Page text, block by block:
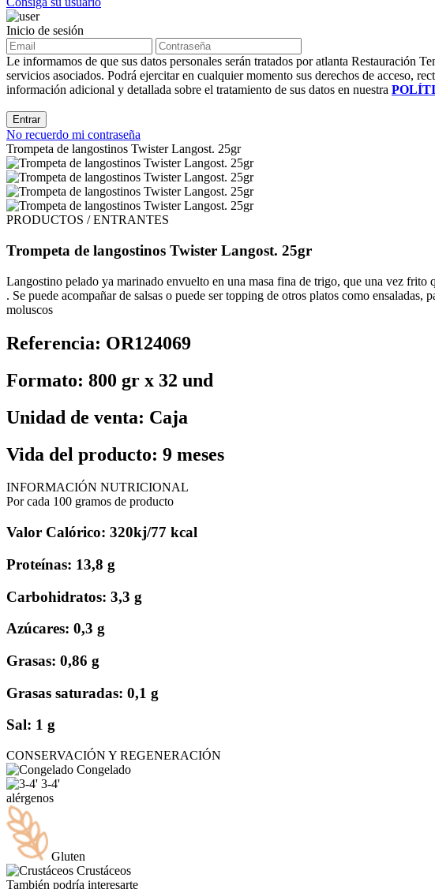
Inicio de sesión
Le informamos de que sus datos personales serán tratados por atlanta Restauración
servicios asociados. Podrá ejercitar en cualquier momento sus derechos de acceso,
información adicional y detallada sobre el tratamiento de sus datos en nuestra
Entrar
No recuerdo mi contraseña
Trompeta de langostinos Twister Langost. 25gr
PRODUCTOS / ENTRANTES
Trompeta de langostinos Twister Langost. 25gr
Langostino pelado ya marinado envuelto en una masa fina de trigo, que una vez
. Se puede acompañar de salsas o puede ser topping de otros platos como
moluscos
Referencia: OR124069
Formato: 800 gr x 32 und
Unidad de venta: Caja
Vida del producto: 9 meses
INFORMACIÓN NUTRICIONAL
Por cada 100 gramos de producto
Valor Calórico: 320kj/77 kcal
Proteínas: 13,8 g
Carbohidratos: 3,3 g
Azúcares: 0,3 g
Grasas: 0,86 g
Grasas saturadas: 0,1 g
Sal: 1 g
CONSERVACIÓN Y REGENERACIÓN
Congelado
3-4'
alérgenos
Gluten
Crustáceos
También podría interesarte